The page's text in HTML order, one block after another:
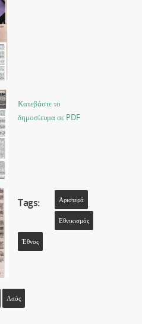
Κατεβάστε το
δημοσίευμα σε PDF
Tags: Αριστερά
Εθνικισμός
Έθνος
Λαός